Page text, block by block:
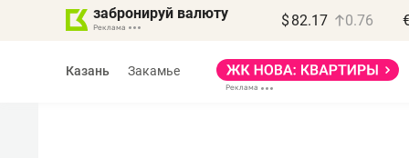
забронируй валюту $ 82.17 0.76
Казань Закамье